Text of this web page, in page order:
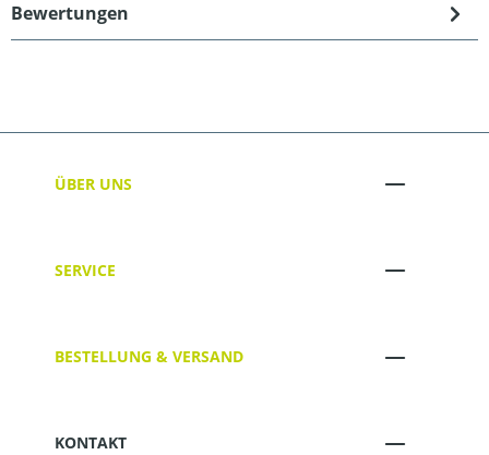
Bewertungen
ÜBER UNS
SERVICE
BESTELLUNG & VERSAND
KONTAKT